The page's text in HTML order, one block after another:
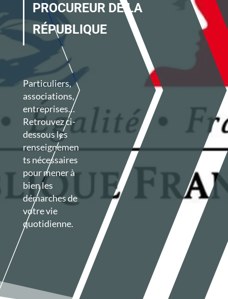
PROCUREUR DE LA
RÉPUBLIQUE
Particuliers,
associations,
entreprises…
Retrouvez ci-
dessous les
renseignemen
ts nécessaires
pour mener à
bien les
démarches de
votre vie
quotidienne.